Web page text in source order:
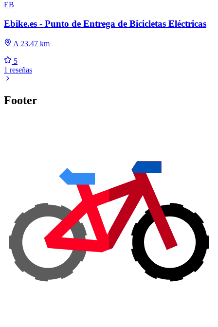
EB
Ebike.es - Punto de Entrega de Bicicletas Eléctricas
A 23.47 km
5
1 reseñas
Footer